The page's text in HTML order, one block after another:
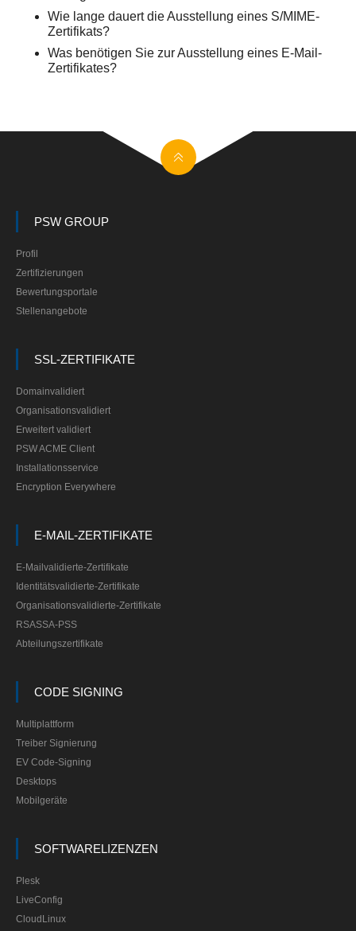
Wie lange dauert die Ausstellung eines S/MIME-
Zertifikats?
Was benötigen Sie zur Ausstellung eines E-Mail-
Zertifikates?
PSW GROUP
Profil
Zertifizierungen
Bewertungsportale
Stellenangebote
SSL-ZERTIFIKATE
Domainvalidiert
Organisationsvalidiert
Erweitert validiert
PSW ACME Client
Installationsservice
Encryption Everywhere
E-MAIL-ZERTIFIKATE
E-Mailvalidierte-Zertifikate
Identitätsvalidierte-Zertifikate
Organisationsvalidierte-Zertifikate
RSASSA-PSS
Abteilungszertifikate
CODE SIGNING
Multiplattform
Treiber Signierung
EV Code-Signing
Desktops
Mobilgeräte
SOFTWARELIZENZEN
Plesk
LiveConfig
CloudLinux